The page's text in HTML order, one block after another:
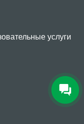
услуги